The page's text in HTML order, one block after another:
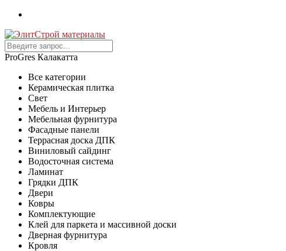
ProGres Калакатта
Все категории
Керамическая плитка
Свет
Мебель и Интерьер
Мебельная фурнитура
Фасадные панели
Террасная доска ДПК
Виниловый сайдинг
Водосточная система
Ламинат
Грядки ДПК
Двери
Ковры
Комплектующие
Клей для паркета и массивной доски
Дверная фурнитура
Кровля